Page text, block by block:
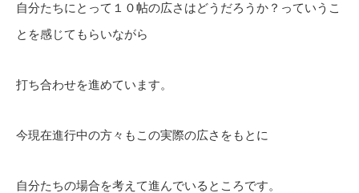
自分たちにとって１０帖の広さはどうだろうか？っていうこ
とを感じてもらいながら
打ち合わせを進めています。
今現在進行中の方々もこの実際の広さをもとに
自分たちの場合を考えて進んでいるところです。